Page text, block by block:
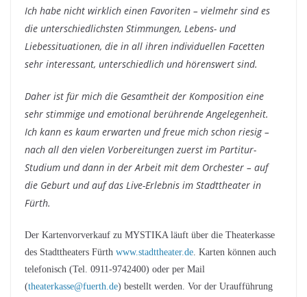
Ich habe nicht wirklich einen Favoriten – vielmehr sind es
die unterschiedlichsten Stimmungen, Lebens- und
Liebessituationen, die in all ihren individuellen Facetten
sehr interessant, unterschiedlich und hörenswert sind.
Daher ist für mich die Gesamtheit der Komposition eine
sehr stimmige und emotional berührende Angelegenheit.
Ich kann es kaum erwarten und freue mich schon riesig –
nach all den vielen Vorbereitungen zuerst im Partitur-
Studium und dann in der Arbeit mit dem Orchester – auf
die Geburt und auf das Live-Erlebnis im Stadttheater in
Fürth.
Der Kartenvorverkauf zu MYSTIKA läuft über die Theaterkasse
des Stadttheaters Fürth www.stadttheater.de . Karten können auch
telefonisch (Tel. 0911-9742400) oder per Mail
(theaterkasse@fuerth.de) bestellt werden. Vor der Uraufführung